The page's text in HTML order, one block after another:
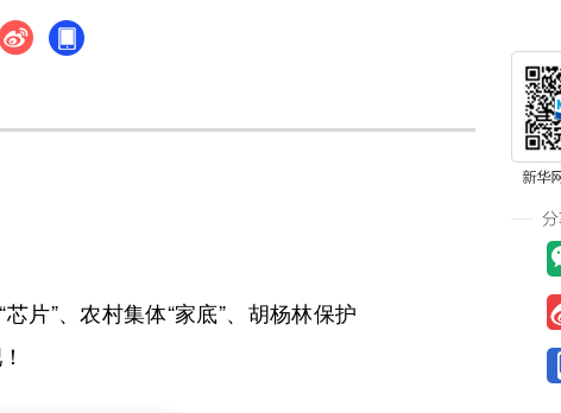
”、农村集体“家底”、胡杨林保护